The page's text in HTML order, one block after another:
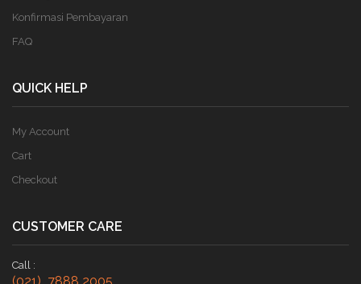
Konfirmasi Pembayaran
FAQ
QUICK HELP
My Account
Cart
Checkout
CUSTOMER CARE
Call :